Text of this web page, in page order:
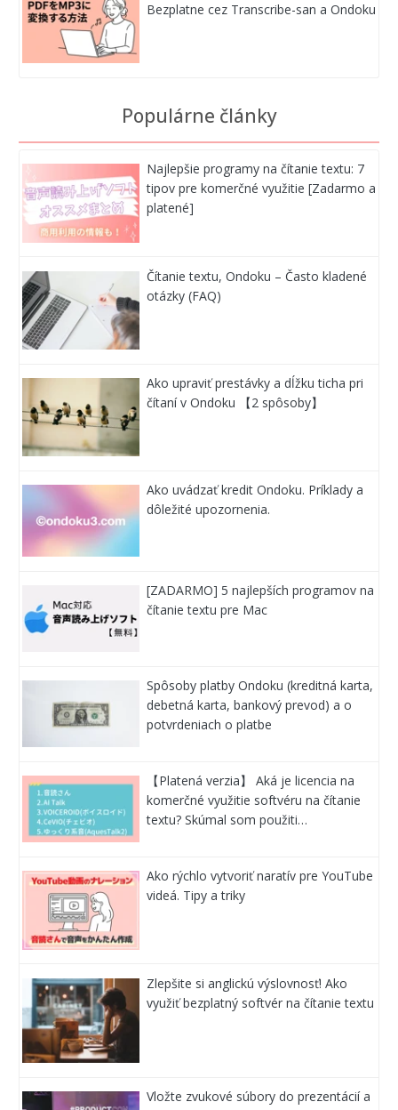
Bezplatne cez Transcribe-san a Ondoku
Populárne články
Najlepšie programy na čítanie textu: 7
tipov pre komerčné využitie [Zadarmo a
platené]
Čítanie textu, Ondoku – Často kladené
otázky (FAQ)
Ako upraviť prestávky a dĺžku ticha pri
čítaní v Ondoku 【2 spôsoby】
Ako uvádzať kredit Ondoku. Príklady a
dôležité upozornenia.
[ZADARMO] 5 najlepších programov na
čítanie textu pre Mac
Spôsoby platby Ondoku (kreditná karta,
debetná karta, bankový prevod) a o
potvrdeniach o platbe
【Platená verzia】 Aká je licencia na
komerčné využitie softvéru na čítanie
textu? Skúmal som použiti…
Ako rýchlo vytvoriť naratív pre YouTube
videá. Tipy a triky
Zlepšite si anglickú výslovnosť! Ako
využiť bezplatný softvér na čítanie textu
Vložte zvukové súbory do prezentácií a